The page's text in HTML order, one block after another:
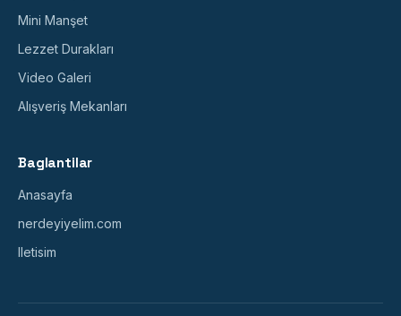
Mini Manşet
Lezzet Durakları
Video Galeri
Alışveriş Mekanları
Baglantilar
Anasayfa
nerdeyiyelim.com
Iletisim